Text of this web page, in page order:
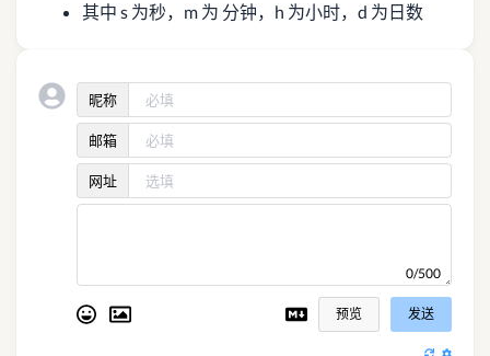
其中 s 为秒，m 为 分钟，h 为小时，d 为日数
昵称
邮箱
网址
0/500
预览 发送